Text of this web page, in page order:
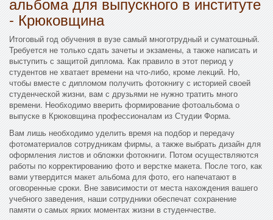
- Крюковщина
Итоговый год обучения в вузе самый многотрудный и суматошный.
Требуется не только сдать зачеты и экзамены, а также написать и
выступить с защитой диплома. Как правило в этот период у
студентов не хватает времени на что-либо, кроме лекций. Но,
чтобы вместе с дипломом получить фотокнигу с историей своей
студенческой жизни, вам с друзьями не нужно тратить много
времени. Необходимо вверить формирование фотоальбома о
выпуске в Крюковщина профессионалам из Студии Форма.
Вам лишь необходимо уделить время на подбор и передачу
фотоматериалов сотрудникам фирмы, а также выбрать дизайн для
оформления листов и обложки фотокниги. Потом осуществляются
работы по корректированию фото и верстке макета. После того, как
вами утвердится макет альбома для фото, его напечатают в
оговоренные сроки. Вне зависимости от места нахождения вашего
учебного заведения, наши сотрудники обеспечат сохранение
памяти о самых ярких моментах жизни в студенчестве.